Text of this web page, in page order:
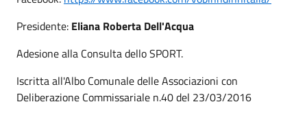
Presidente: Eliana Roberta Dell'Acqua
Adesione alla Consulta dello SPORT.
Iscritta all'Albo Comunale delle Associazioni con
Deliberazione Commissariale n.40 del 23/03/2016